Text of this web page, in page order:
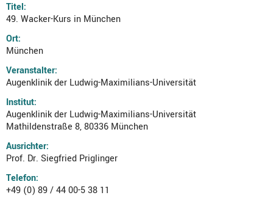
Titel:
49. Wacker-Kurs in München
Ort:
München
Veranstalter:
Augenklinik der Ludwig-Maximilians-Universität
Institut:
Augenklinik der Ludwig-Maximilians-Universität
Mathildenstraße 8, 80336 München
Ausrichter:
Prof. Dr. Siegfried Priglinger
Telefon:
+49 (0) 89 / 44 00-5 38 11